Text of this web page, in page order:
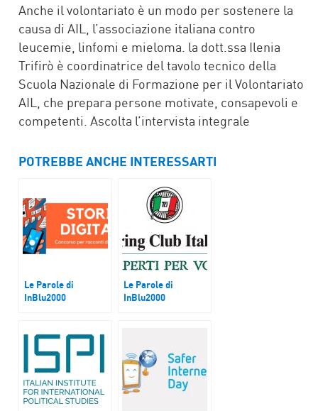
Anche il volontariato è un modo per sostenere la
causa di AIL, l’associazione italiana contro
leucemie, linfomi e mieloma. la dott.ssa Ilenia
Trifirò è coordinatrice del tavolo tecnico della
Scuola Nazionale di Formazione per il Volontariato
AIL, che prepara persone motivate, consapevoli e
competenti. Ascolta l’intervista integrale
POTREBBE ANCHE INTERESSARTI
Le Parole di
InBlu2000
tempo di pandemia”
Le Parole di
InBlu2000